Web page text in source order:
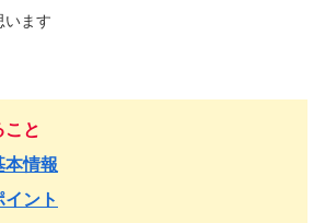
います
こと
本情報
イント